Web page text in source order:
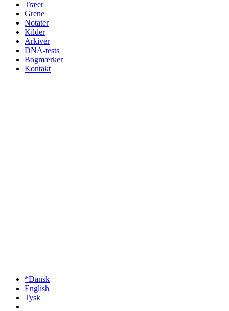
Træer
Grene
Notater
Kilder
Arkiver
DNA-tests
Bogmærker
Kontakt
*Dansk
English
Tysk